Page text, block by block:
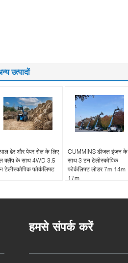
उत्पादों
ढेर और पेपर रोल के लिए
क्लैंप के साथ 4WD 3.5
टेलीस्कोपिक फोर्कलिफ्ट
CUMMINS डीजल इंजन के
साथ 3 टन टेलीस्कोपिक
फोर्कलिफ्ट लोडर 7m 14m
17m
हमसे संपर्क करें